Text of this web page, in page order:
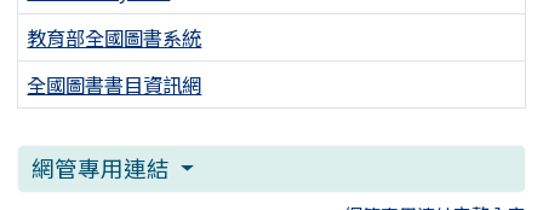
教育部全國圖書系統
全國圖書書目資訊網
網管專用連結